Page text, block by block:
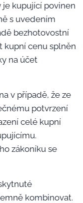
kupující povinen
s uvedením
bezhotovostní
kupní cenu splněn
na účet
v případě, že ze
potvrzení
celé kupní
zákoníku se
kombinovat.